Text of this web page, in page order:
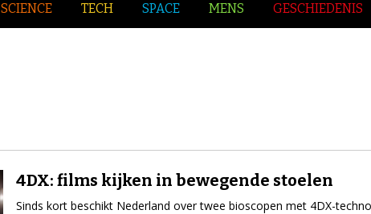
SCIENCE TECH SPACE MENS GESCHIEDENIS
4DX: films kijken in bewegende stoelen
Sinds kort beschikt Nederland over twee bioscopen met 4DX-